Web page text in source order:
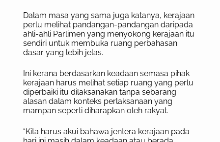
Dalam masa yang sama juga katanya, kerajaan
perlu melihat pandangan-pandangan daripada
ahli-ahli Parlimen yang menyokong kerajaan itu
sendiri untuk membuka ruang perbahasan
dasar yang lebih jelas.
Ini kerana berdasarkan keadaan semasa pihak
kerajaan harus melihat setiap ruang yang perlu
diperbaiki itu dilaksanakan tanpa sebarang
alasan dalam konteks perlaksanaan yang
mampan seperti diharapkan oleh rakyat.
“Kita harus akui bahawa jentera kerajaan pada